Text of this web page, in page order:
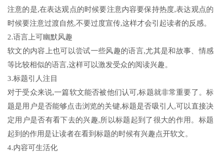
注意的是,在表达观点的时候要注意内容要保持热度,表达观点的
时候要注意过渡自然,不要过度宣传,这样才会引起读者的反感。
2.语言上可幽默风趣
软文的内容上也可以尝试一些风趣的语言,尤其是和故事、情感
等比较相似的语言,这样可以激发受众的阅读兴趣。
3.标题引人注目
对于受众来说,一篇软文能否被他们认可,标题就非常重要了。标
题是用户是否能够点击浏览的关键,标题是否吸引人,可以直接决
定用户是否有看下去的兴趣,所以标题起到了很大的作用。标题
起到的作用是让读者在看到标题的时候有兴趣点开软文。
4.内容可生活化